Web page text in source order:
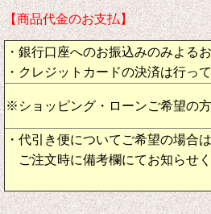
【商品代金のお支払】
・銀行口座へのお振込みのみよる
・クレジットカードの決済は行っ
※ショッピング・ローンご希望の
・代引き便についてご希望の場合
ご注文時に備考欄にてお知らせ